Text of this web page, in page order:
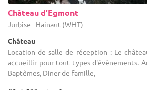
Château d'Egmont
Jurbise - Hainaut (WHT)
Château
Location de salle de réception : Le
accueillir pour tout types d'évènements.
Baptêmes, Diner de famille,